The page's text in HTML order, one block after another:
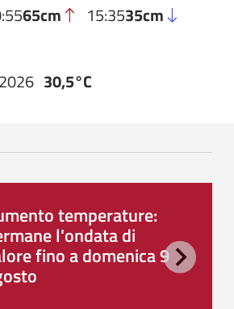
65cm 15:3535cm
30,5°C
temperature:
l'ondata di
fino a domenica 9